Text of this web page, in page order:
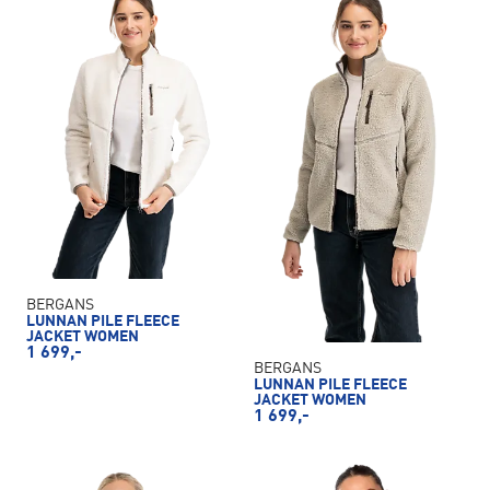
BERGANS
LUNNAN PILE FLEECE
JACKET WOMEN
1 699,-
BERGANS
LUNNAN PILE FLEECE
JACKET WOMEN
1 699,-